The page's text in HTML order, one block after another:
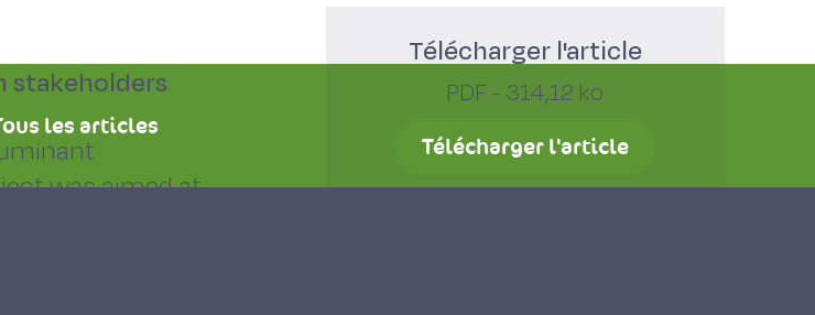
stakeholders
was aimed at
of grassland
Télécharger l'article
PDF - 314,12 ko
Télécharger l'article
les articles